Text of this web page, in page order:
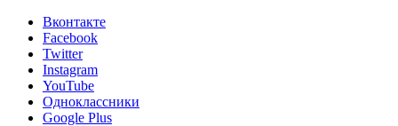
Вконтакте
Facebook
Twitter
Instagram
YouTube
Одноклассники
Google Plus